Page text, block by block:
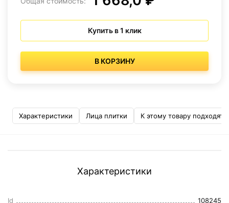
Купить в 1 клик
В КОРЗИНУ
Характеристики Лица плитки К этому товару подходят
Характеристики
Id 108245